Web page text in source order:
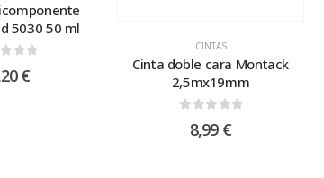
5030 50 ml
€
CINTAS
Cinta doble cara Montack
2,5mx19mm
8,99 €